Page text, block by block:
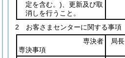
定を含む。) 、更新及び取
消しを行うこと。
2 お客さまセンターに関する事項
専決者
専決事項
局長